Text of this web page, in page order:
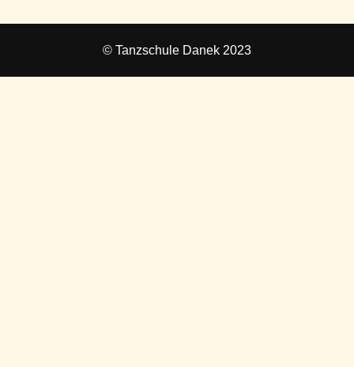
© Tanzschule Danek 2023